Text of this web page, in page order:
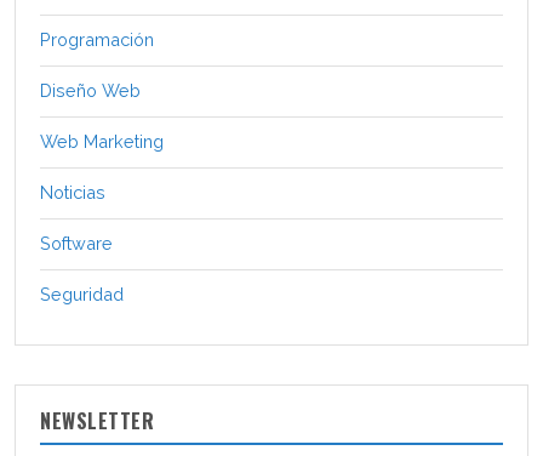
Programación
Diseño Web
Web Marketing
Noticias
Software
Seguridad
NEWSLETTER